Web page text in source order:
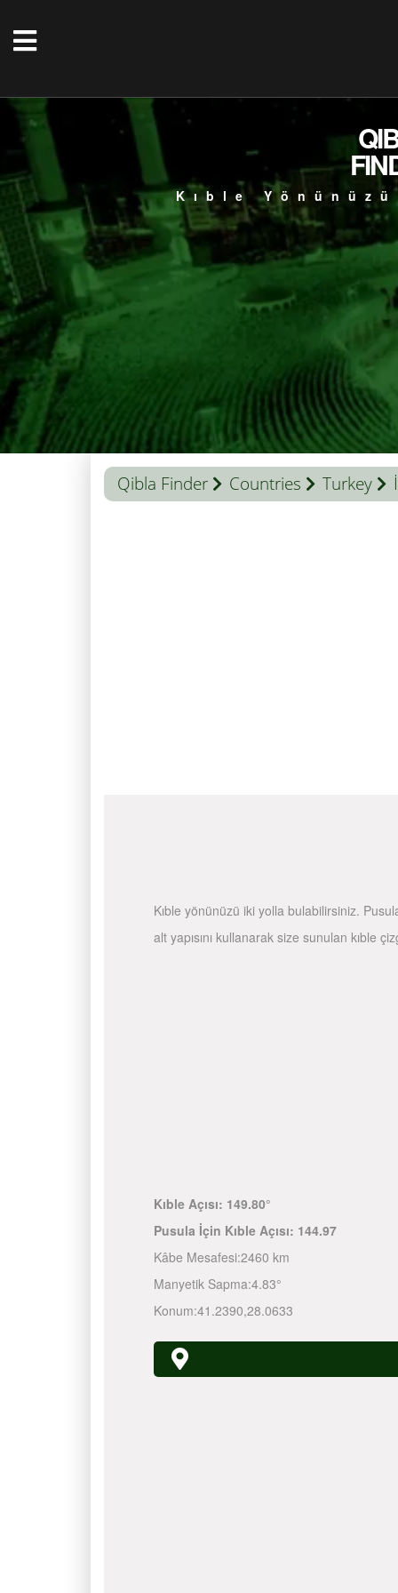
Kıble
Qibla Finder Countries Turkey
Kıble yönünüzü iki yolla bulabilirsiniz.
alt yapısını kullanarak size sunulan kıble
Kıble Açısı: 149.80°
Pusula İçin Kıble Açısı: 144.97
Kâbe Mesafesi:2460 km
Manyetik Sapma:4.83°
Konum:41.2390,28.0633